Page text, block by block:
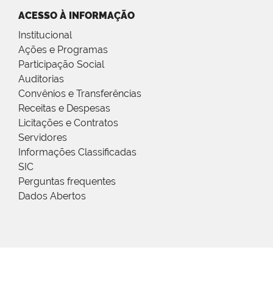
ACESSO À INFORMAÇÃO
Institucional
Ações e Programas
Participação Social
Auditorias
Convênios e Transferências
Receitas e Despesas
Licitações e Contratos
Servidores
Informações Classificadas
SIC
Perguntas frequentes
Dados Abertos